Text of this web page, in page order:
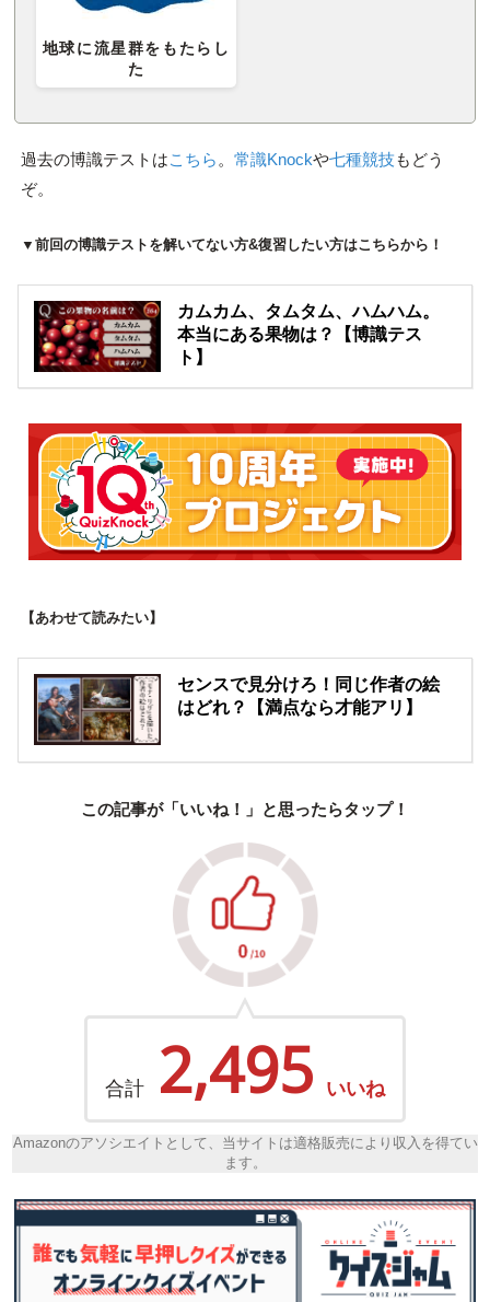
地球に流星群をもたらし
た
過去の博識テストはこちら 。 常識Knockや七種競技 もどう
ぞ。
▼前回の博識テストを解いてない方&復習したい方はこちらから！
カムカム、タムタム、ハムハム。
本当にある果物は？【博識テス
ト】
【あわせて読みたい】
センスで見分けろ！同じ作者の絵
はどれ？【満点なら才能アリ】
この記事が「いいね！」と思ったらタップ！
合計 2,495 いいね
Amazonのアソシエイトとして、当サイトは適格販売により収入を得てい
ます。